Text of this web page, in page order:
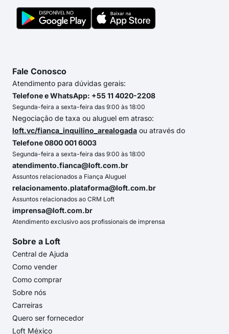
Fale Conosco
Atendimento para dúvidas gerais:
Telefone e WhatsApp: +55 11 4020-2208
Segunda-feira a sexta-feira das 9:00 às 18:00
Negociação de taxa ou aluguel em atraso:
loft.vc/fianca_inquilino_arealogada ou através do
Telefone 0800 001 6003
Segunda-feira a sexta-feira das 9:00 às 18:00
atendimento.fianca@loft.com.br
Assuntos relacionados a Fiança Aluguel
relacionamento.plataforma@loft.com.br
Assuntos relacionados ao CRM Loft
imprensa@loft.com.br
Atendimento exclusivo aos profissionais de imprensa
Sobre a Loft
Central de Ajuda
Como vender
Como comprar
Sobre nós
Carreiras
Quero ser fornecedor
Loft México